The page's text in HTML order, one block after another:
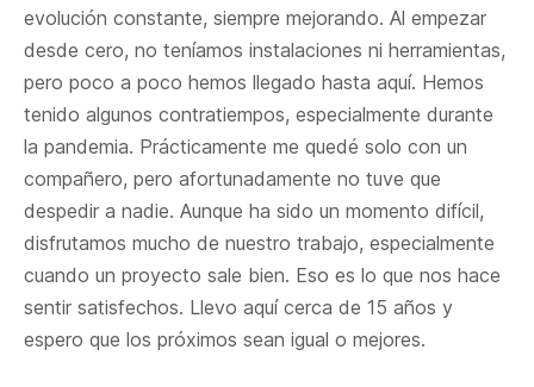
evolución constante, siempre mejorando. Al empezar
desde cero, no teníamos instalaciones ni herramientas,
pero poco a poco hemos llegado hasta aquí. Hemos
tenido algunos contratiempos, especialmente durante
la pandemia. Prácticamente me quedé solo con un
compañero, pero afortunadamente no tuve que
despedir a nadie. Aunque ha sido un momento difícil,
disfrutamos mucho de nuestro trabajo, especialmente
cuando un proyecto sale bien. Eso es lo que nos hace
sentir satisfechos. Llevo aquí cerca de 15 años y
espero que los próximos sean igual o mejores.